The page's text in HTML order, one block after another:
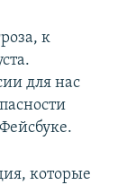
к
для нас
которые